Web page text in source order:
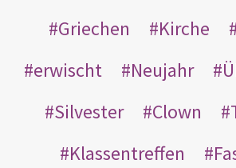
Griechen
Kirche
erwischt
Neujahr
Silvester
Clown
Klassentreffen